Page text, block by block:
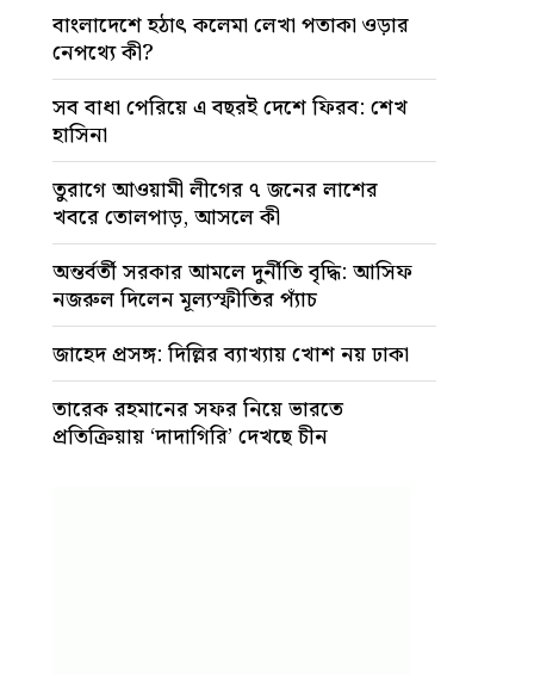
বাংলাদেশে হঠাৎ কলেমা লেখা পতাকা ওড়ার
নেপথ্যে কী?
সব বাধা পেরিয়ে এ বছরই দেশে ফিরব: শেখ
হাসিনা
তুরাগে আওয়ামী লীগের ৭ জনের লাশের
খবরে তোলপাড়, আসলে কী
অন্তর্বর্তী সরকার আমলে দুর্নীতি বৃদ্ধি: আসিফ
নজরুল দিলেন মূল্যস্ফীতির প্যাঁচ
জাহেদ প্রসঙ্গ: দিল্লির ব্যাখ্যায় খোশ নয় ঢাকা
তারেক রহমানের সফর নিয়ে ভারতে
প্রতিক্রিয়ায় ‘দাদাগিরি’ দেখছে চীন